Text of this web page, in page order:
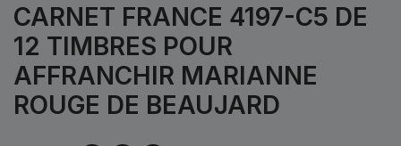
CARNET FRANCE 4197-C5 DE
12 TIMBRES POUR
AFFRANCHIR MARIANNE
ROUGE DE BEAUJARD